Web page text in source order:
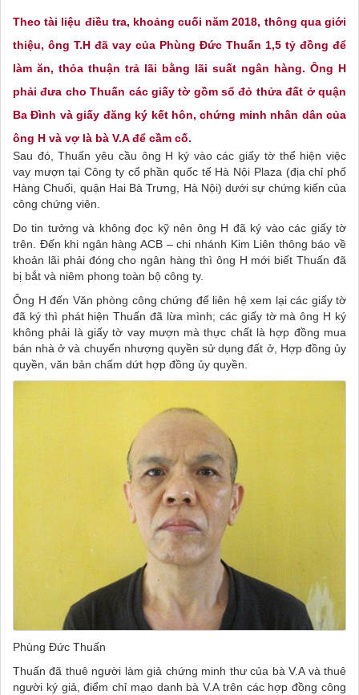
Theo tài liệu điều tra, khoảng cuối năm 2018, thông qua giới
thiệu, ông T.H đã vay của Phùng Đức Thuấn 1,5 tỷ đồng để
làm ăn, thỏa thuận trả lãi bằng lãi suất ngân hàng. Ông H
phải đưa cho Thuấn các giấy tờ gồm sổ đỏ thửa đất ở quận
Ba Đình và giấy đăng ký kết hôn, chứng minh nhân dân của
ông H và vợ là bà V.A để cầm cố.
Sau đó, Thuấn yêu cầu ông H ký vào các giấy tờ thể hiện việc
vay mượn tại Công ty cổ phần quốc tế Hà Nội Plaza (địa chỉ phố
Hàng Chuối, quận Hai Bà Trưng, Hà Nội) dưới sự chứng kiến của
công chứng viên.
Do tin tưởng và không đọc kỹ nên ông H đã ký vào các giấy tờ
trên. Đến khi ngân hàng ACB – chi nhánh Kim Liên thông báo về
khoản lãi phải đóng cho ngân hàng thì ông H mới biết Thuấn đã
bị bắt và niêm phong toàn bộ công ty.
Ông H đến Văn phòng công chứng để liên hệ xem lại các giấy tờ
đã ký thì phát hiện Thuấn đã lừa mình; các giấy tờ mà ông H ký
không phải là giấy tờ vay mượn mà thực chất là hợp đồng mua
bán nhà ở và chuyển nhượng quyền sử dụng đất ở, Hợp đồng ủy
quyền, văn bản chấm dứt hợp đồng ủy quyền.
Phùng Đức Thuấn
Thuấn đã thuê người làm giả chứng minh thư của bà V.A và thuê
người ký giả, điểm chỉ mạo danh bà V.A trên các hợp đồng công